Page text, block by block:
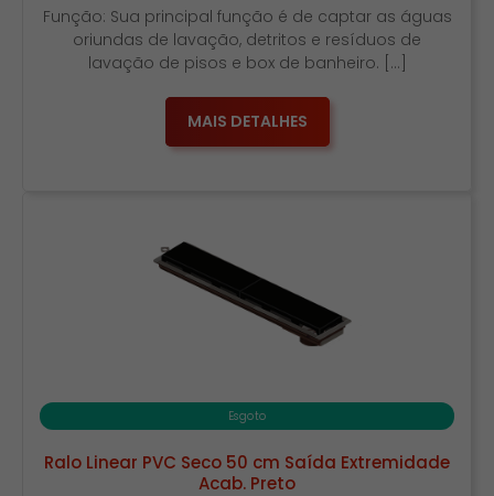
Função: Sua principal função é de captar as águas
oriundas de lavação, detritos e resíduos de
lavação de pisos e box de banheiro. […]
MAIS DETALHES
Esgoto
Ralo Linear PVC Seco 50 cm Saída Extremidade
Acab. Preto